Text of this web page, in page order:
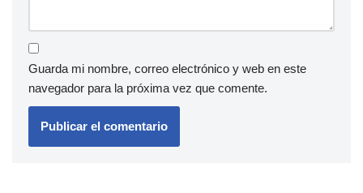
Guarda mi nombre, correo electrónico y web en este
navegador para la próxima vez que comente.